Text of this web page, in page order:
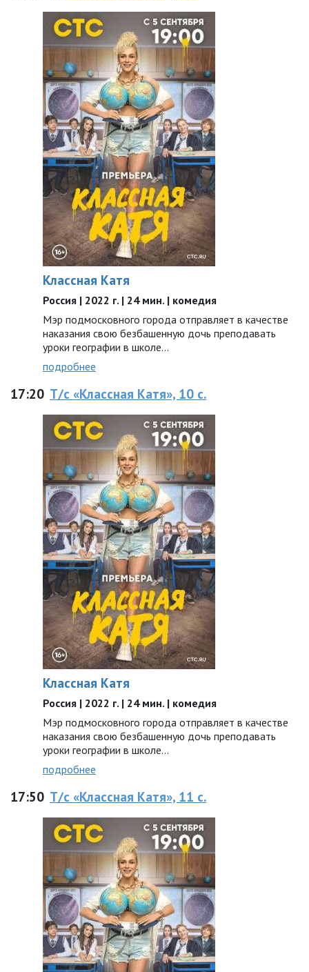
Классная Катя
Россия | 2022 г. | 24 мин. | комедия
Мэр подмосковного города отправляет в качестве
наказания свою безбашенную дочь преподавать
уроки географии в школе…
подробнее
17:20 Т/с «Классная Катя», 10 с.
Классная Катя
Россия | 2022 г. | 24 мин. | комедия
Мэр подмосковного города отправляет в качестве
наказания свою безбашенную дочь преподавать
уроки географии в школе…
подробнее
17:50 Т/с «Классная Катя», 11 с.